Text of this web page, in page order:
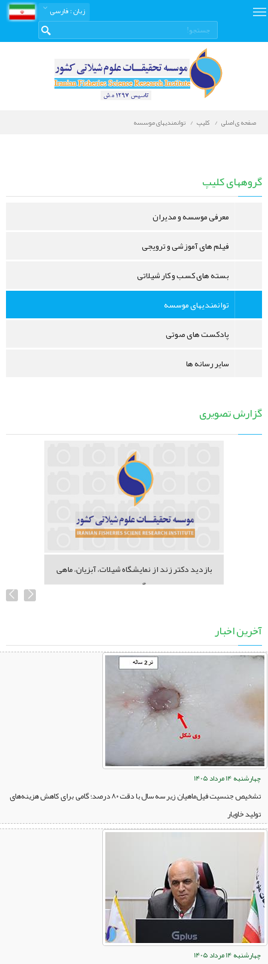
زبان: فارسی
صفحه ی اصلی کلیپ توانمندیهای موسسه
تصاویر
گروههای کلیپ
معرفی موسسه و مدیران
فیلم های آموزشی و ترویجی
بسته های کسب و کار شیلاتی
توانمندیهای موسسه
پادکست های صوتی
سایر رسانه ها
گزارش تصویری
بازدید دکتر زند از نمایشگاه شیلات، آبزیان، ماهی
گیری...
آخرین اخبار
چهارشنبه 14 مرداد 1405
تشخیص جنسیت فیل‌ماهیان زیر سه سال با دقت ۸۰ درصد؛ گامی برای کاهش هزینه‌های
تولید خاویار
چهارشنبه 14 مرداد 1405